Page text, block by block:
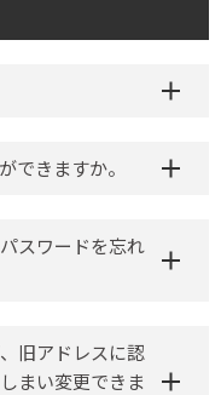
できますか。
スワードを忘れ
旧アドレスに認
まい変更できま